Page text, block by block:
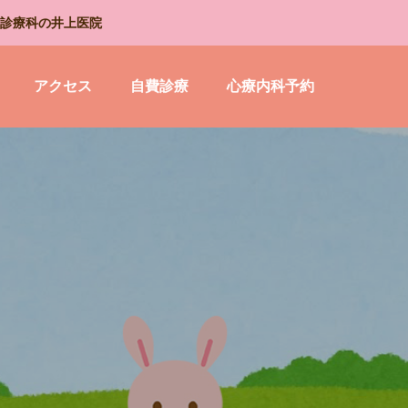
療科の井上医院
アクセス 自費診療 心療内科予約